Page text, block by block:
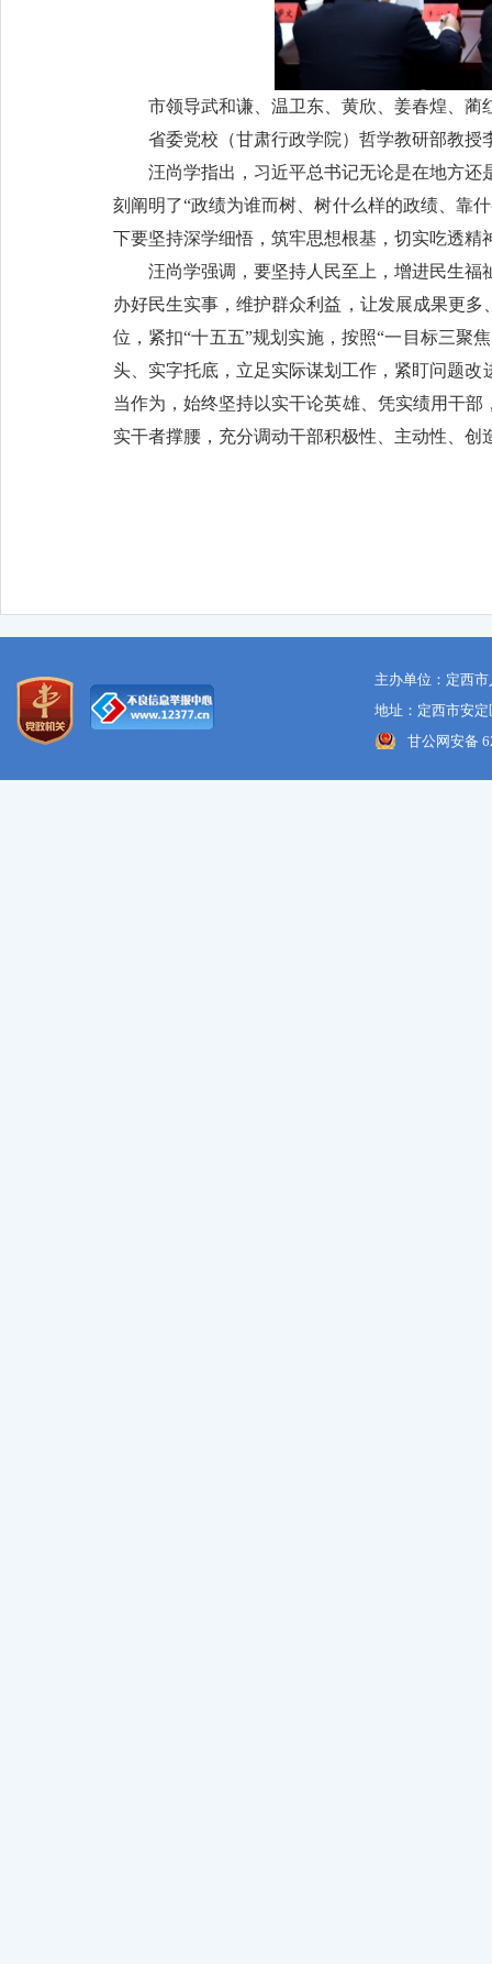
市领导武和谦、温卫东、黄欣、姜春煌、
省委党校（甘肃行政学院）哲学教研部教授
汪尚学指出，习近平总书记无论是在地方
刻阐明了“政绩为谁而树、树什么样的政绩、靠
下要坚持深学细悟，筑牢思想根基，切实吃透
汪尚学强调，要坚持人民至上，增进民生
办好民生实事，维护群众利益，让发展成果更
位，紧扣“十五五”规划实施，按照“一目标三聚
头、实字托底，立足实际谋划工作，紧盯问题
当作为，始终坚持以实干论英雄、凭实绩用干
实干者撑腰，充分调动干部积极性、主动性、
主办单位：定西
地址：定西市安
甘公网安备